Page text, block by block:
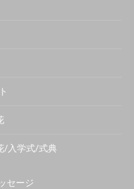
/入学式/式典
セージ